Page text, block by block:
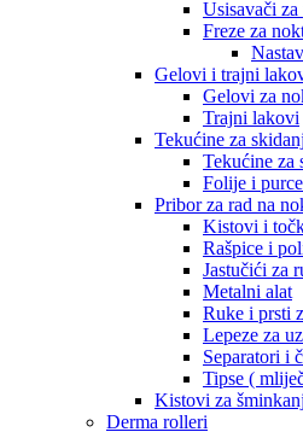
Usisavači za
Freze za
Gelovi i trajni
Gelovi za
Trajni lakovi
Tekućine za
Tekućine za
Folije i
Pribor za rad na
Kistovi i
Rašpice i
Jastučići za
Metalni alat
Ruke i prsti
Lepeze za
Separatori i
Tipse (
Kistovi za
Derma rolleri